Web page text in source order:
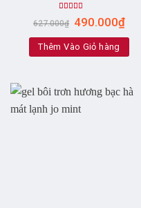
Rated5.00
out of 5
627.000₫ 490.000₫
Thêm Vào Giỏ hàng